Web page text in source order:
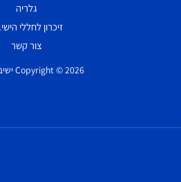
גלריה
זיכרון לחללי
צור קשר
Copyright © 2026 ישיבת הכותל